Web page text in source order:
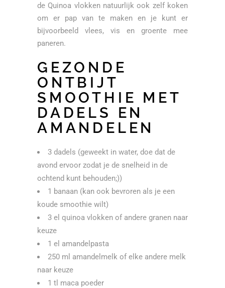
de Quinoa vlokken natuurlijk ook zelf koken
om er pap van te maken en je kunt er
bijvoorbeeld vlees, vis en groente mee
paneren.
GEZONDE
ONTBIJT
SMOOTHIE MET
DADELS EN
AMANDELEN
3 dadels (geweekt in water, doe dat de
avond ervoor zodat je de snelheid in de
ochtend kunt behouden;))
1 banaan (kan ook bevroren als je een
koude smoothie wilt)
3 el quinoa vlokken of andere granen naar
keuze
1 el amandelpasta
250 ml amandelmelk of elke andere melk
naar keuze
1 tl maca poeder